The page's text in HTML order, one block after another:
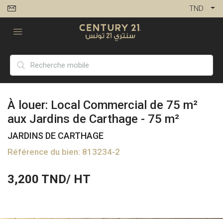
TND
À louer: Local Commercial de 75 m²
aux Jardins de Carthage - 75 m²
JARDINS DE CARTHAGE
Référence du bien: 813234-2
3,200 TND/ HT